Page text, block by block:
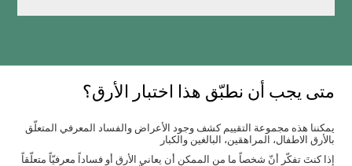
متى يجب أن نطبّق هذا اختبار الأرق؟
يمكننا هذه مجموعة التقييم كشف وجود الأعراض والفساد المعرفي المتعلّق
بالأرق الاطفال، المراهقين، البالغين والكبار
إذا كنتَ تفكّر أنّ شخصاً ما من الممكن أن يعاني الأرق أو فساداً معرفيّاً متعلّقاً